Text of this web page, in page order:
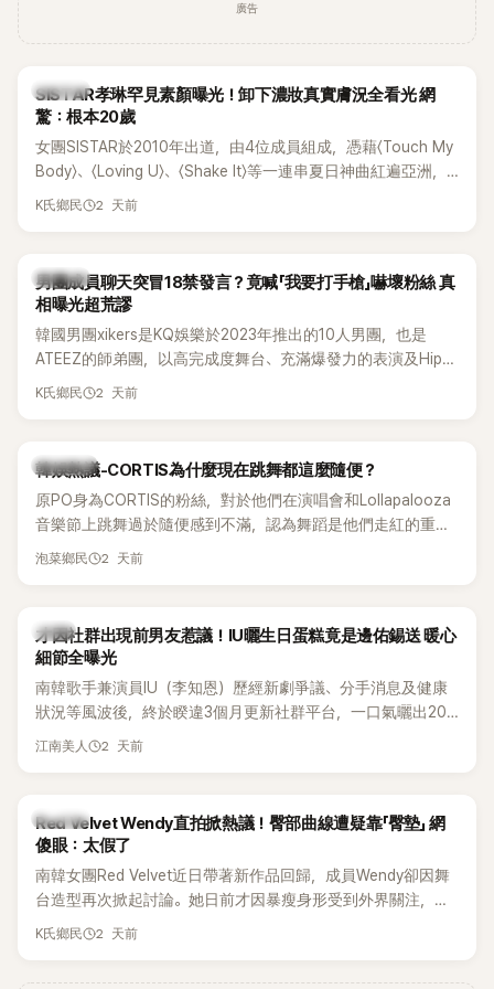
廣告
K-POP
SISTAR孝琳罕見素顏曝光！卸下濃妝真實膚況全看光 網
驚：根本20歲
女團SISTAR於2010年出道，由4位成員組成，憑藉〈Touch My
Body〉、〈Loving U〉、〈Shake It〉等一連串夏日神曲紅遍亞洲，
獲封「夏日女王」。不過，團體在出道滿7年後宣布解散，成員各
不僅展現兩人多年不變的好交情，她幾乎素顏入鏡的真實模
樣，也意外掀起網友熱議。
K氏鄉民 2 天前
K-POP
男團成員聊天突冒18禁發言？竟喊「我要打手槍」嚇壞粉絲 真
相曝光超荒謬
韓國男團xikers是KQ娛樂於2023年推出的10人男團，也是
ATEEZ的師弟團，以高完成度舞台、充滿爆發力的表演及Hip-
Hop風格聞名，出道後迅速累積大批海內外粉絲，近年也陸續
K氏鄉民 2 天前
熱議討論
韓娛熱議-CORTIS為什麼現在跳舞都這麼隨便？
原PO身為CORTIS的粉絲，對於他們在演唱會和Lollapalooza
音樂節上跳舞過於隨便感到不滿，認為舞蹈是他們走紅的重要
原因，希望他們能更認真地表演。
泡菜鄉民 2 天前
韓星
才因社群出現前男友惹議！IU曬生日蛋糕竟是邊佑錫送 暖心
細節全曝光
南韓歌手兼演員IU（李知恩）歷經新劇爭議、分手消息及健康
狀況等風波後，終於睽違3個月更新社群平台，一口氣曬出20
張近況照，讓大批粉絲又驚又喜。其中，一張生日蛋糕照意外
江南美人 2 天前
K-POP
Red Velvet Wendy直拍掀熱議！臀部曲線遭疑靠「臀墊」 網
傻眼：太假了
南韓女團Red Velvet近日帶著新作品回歸，成員Wendy卻因舞
台造型再次掀起討論。她日前才因暴瘦身形受到外界關注，又
被質疑在舞台上使用臀墊，如今最新打歌舞台曝光後，再度因
K氏鄉民 2 天前